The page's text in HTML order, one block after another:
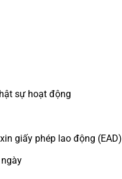
sự hoạt động
giấy phép lao động (EAD)